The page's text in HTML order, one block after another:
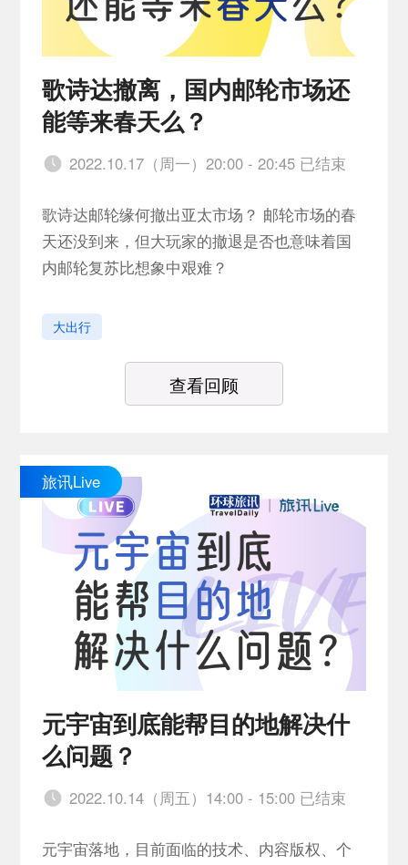
歌诗达撤离，国内邮轮市场还
能等来春天么？
2022.10.17（周一）20:00 - 20:45 已结束
歌诗达邮轮缘何撤出亚太市场？ 邮轮市场的春
天还没到来，但大玩家的撤退是否也意味着国
内邮轮复苏比想象中艰难？
大出行
查看回顾
旅讯Live
元宇宙到底能帮目的地解决什
么问题？
2022.10.14（周五）14:00 - 15:00 已结束
元宇宙落地，目前面临的技术、内容版权、个